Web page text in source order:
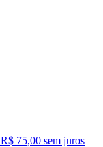
R$ 75,00 sem juros